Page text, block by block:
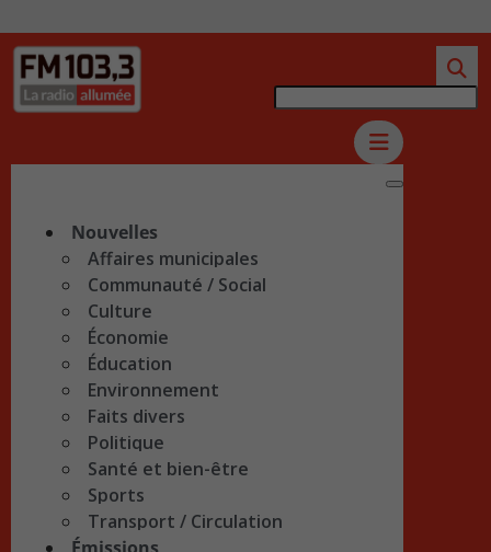
Nouvelles
Affaires municipales
Communauté / Social
Culture
Économie
Éducation
Environnement
Faits divers
Politique
Santé et bien-être
Sports
Transport / Circulation